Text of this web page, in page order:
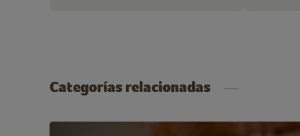
Categorías relacionadas